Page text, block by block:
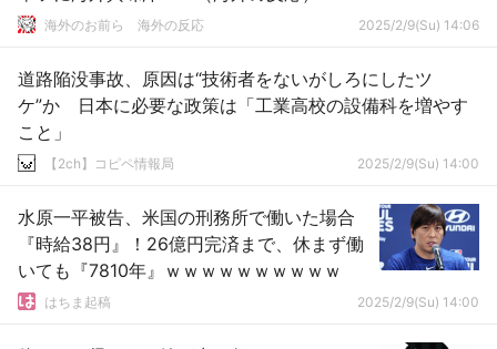
海外のお前ら 海外の反応 2025/2/9(Su) 14:06
道路陥没事故、原因は“技術者をないがしろにしたツ
ケ”か 日本に必要な政策は「工業高校の設備科を増やす
こと」
【2ch】コピペ情報局 2025/2/9(Su) 14:00
水原一平被告、米国の刑務所で働いた場合
『時給38円』！26億円完済まで、休まず働
いても『7810年』ｗｗｗｗｗｗｗｗｗｗ
はちま起稿 2025/2/9(Su) 14:00